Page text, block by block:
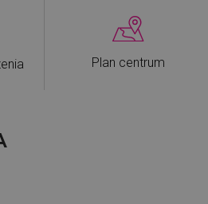
Plan centrum